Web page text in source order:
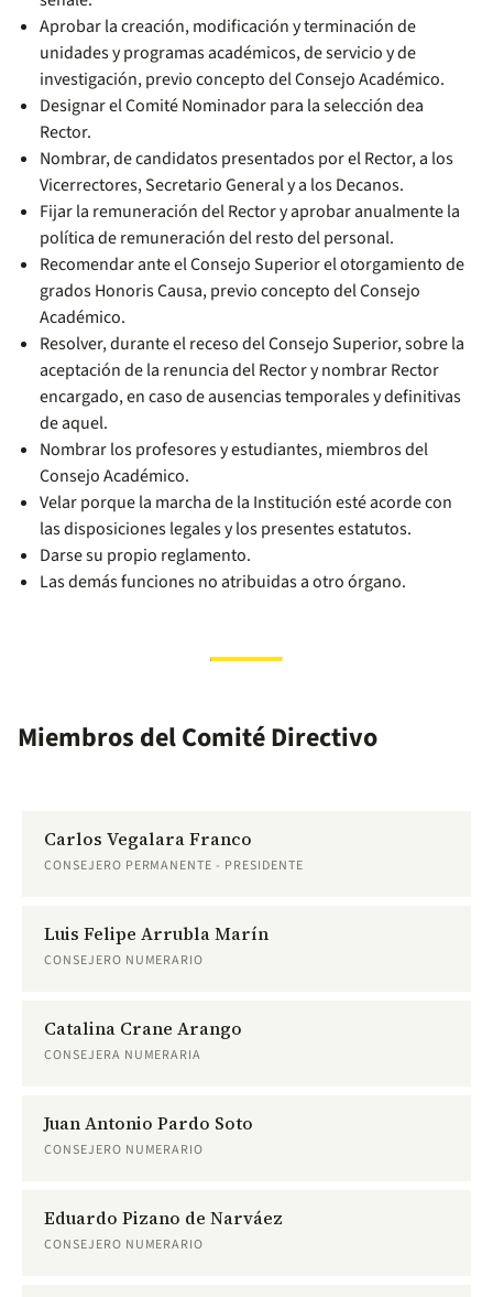
Aprobar la creación, modificación y terminación de
unidades y programas académicos, de servicio y de
investigación, previo concepto del Consejo Académico.
Designar el Comité Nominador para la selección dea
Rector.
Nombrar, de candidatos presentados por el Rector, a los
Vicerrectores, Secretario General y a los Decanos.
Fijar la remuneración del Rector y aprobar anualmente la
política de remuneración del resto del personal.
Recomendar ante el Consejo Superior el otorgamiento de
grados Honoris Causa, previo concepto del Consejo
Académico.
Resolver, durante el receso del Consejo Superior, sobre la
aceptación de la renuncia del Rector y nombrar Rector
encargado, en caso de ausencias temporales y definitivas
de aquel.
Nombrar los profesores y estudiantes, miembros del
Consejo Académico.
Velar porque la marcha de la Institución esté acorde con
las disposiciones legales y los presentes estatutos.
Darse su propio reglamento.
Las demás funciones no atribuidas a otro órgano.
Miembros del Comité Directivo
Carlos Vegalara Franco
CONSEJERO PERMANENTE - PRESIDENTE
Luis Felipe Arrubla Marín
CONSEJERO NUMERARIO
Catalina Crane Arango
CONSEJERA NUMERARIA
Juan Antonio Pardo Soto
CONSEJERO NUMERARIO
Eduardo Pizano de Narváez
CONSEJERO NUMERARIO